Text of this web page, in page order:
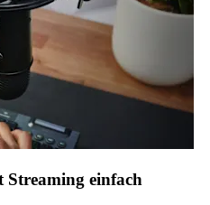
Streaming einfach